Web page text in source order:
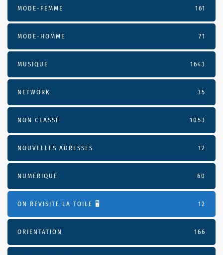
MODE-FEMME 161
MODE-HOMME 71
MUSIQUE 1643
NETWORK 35
NON CLASSÉ 1053
NOUVELLES ADRESSES 12
NUMÉRIQUE 60
ON REVISITE LA TOILE 🖥️ 12
ORIENTATION 166